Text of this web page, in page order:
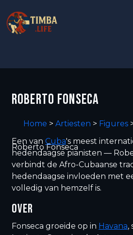
ROBERTO FONSECA
Home > Artiesten > Figures
Roberto Fonseca
Een van Cuba's meest
hedendaagse pianisten —
verbindt de Afro-Cubaanse
hedendaagse invloeden met
volledig van hemzelf is.
OVER
Fonseca groeide op in Havana,